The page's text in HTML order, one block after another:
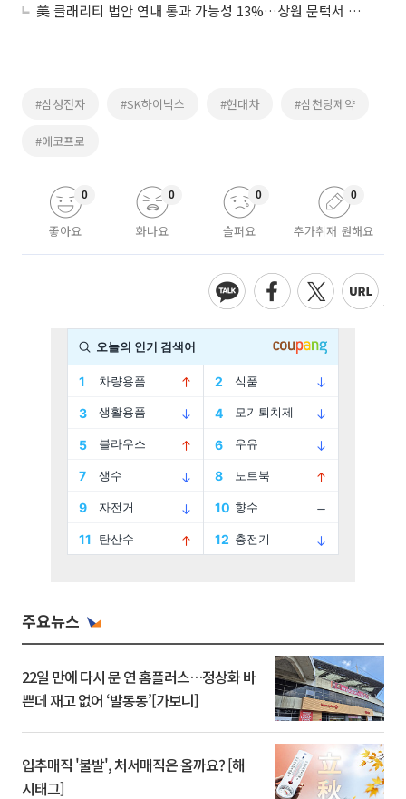
美 클래리티 법안 연내 통과 가능성 13%…상원 문턱서 제동
#삼성전자 #SK하이닉스 #현대차 #삼천당제약
#에코프로
좋아요
0
화나요
0
슬퍼요
0
추가취재 원해요
0
주요뉴스
22일 만에 다시 문 연 홈플러스…정상화 바
쁜데 재고 없어 ‘발동동’[가보니]
입추매직 '불발', 처서매직은 올까요? [해
시태그]